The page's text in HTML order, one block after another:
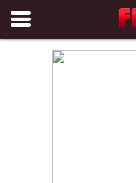
Folk.bg